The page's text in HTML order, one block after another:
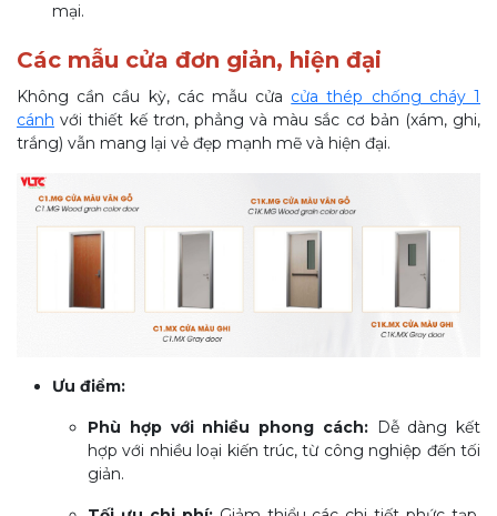
mại.
Các mẫu cửa đơn giản, hiện đại
Không cần cầu kỳ, các mẫu cửa cửa thép chống cháy 1
cánh với thiết kế trơn, phẳng và màu sắc cơ bản (xám, ghi,
trắng) vẫn mang lại vẻ đẹp mạnh mẽ và hiện đại.
Ưu điểm:
Phù hợp với nhiều phong cách:Dễ dàng kết
hợp với nhiều loại kiến trúc, từ công nghiệp đến tối
giản.